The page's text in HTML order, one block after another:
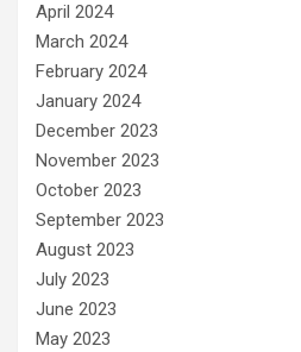
April 2024
March 2024
February 2024
January 2024
December 2023
November 2023
October 2023
September 2023
August 2023
July 2023
June 2023
May 2023